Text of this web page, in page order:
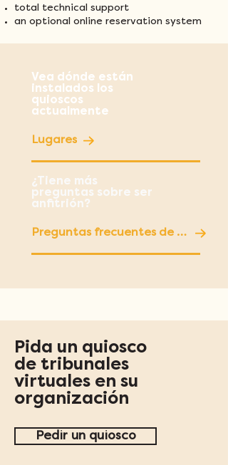
total technical support
an optional online reservation system
Vea dónde están
instalados los
quioscos
actualmente
Lugares
¿Tiene más
preguntas sobre ser
anfitrión?
Preguntas frecuentes de los lugares anfitriones
Pida un quiosco
de tribunales
virtuales en su
organización
Pedir un quiosco